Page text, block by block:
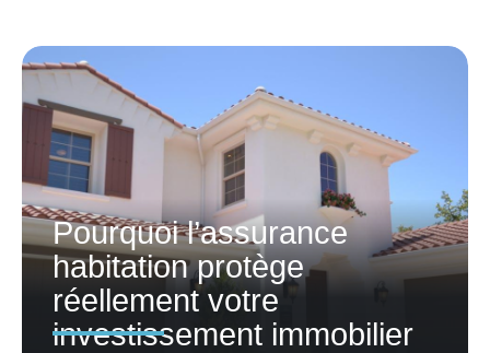
Pourquoi l’assurance
habitation protège
réellement votre
investissement immobilier